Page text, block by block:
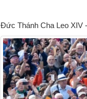
Đức Thánh Cha Leo XIV